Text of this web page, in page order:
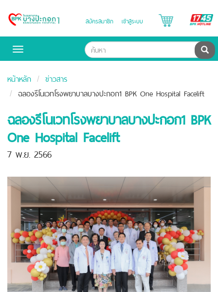
Bangpakok
สมัครสมาชิก เข้าสู่ระบบ
Toggle
ค้น
หน้าหลัก
ข่าวสาร
ฉลองรีโนเวทโรงพยาบาลบางปะกอก1 BPK One Hospital Facelift
ฉลองรีโนเวทโรงพยาบาลบางปะกอก1 BPK
One Hospital Facelift
7 พ.ย. 2566